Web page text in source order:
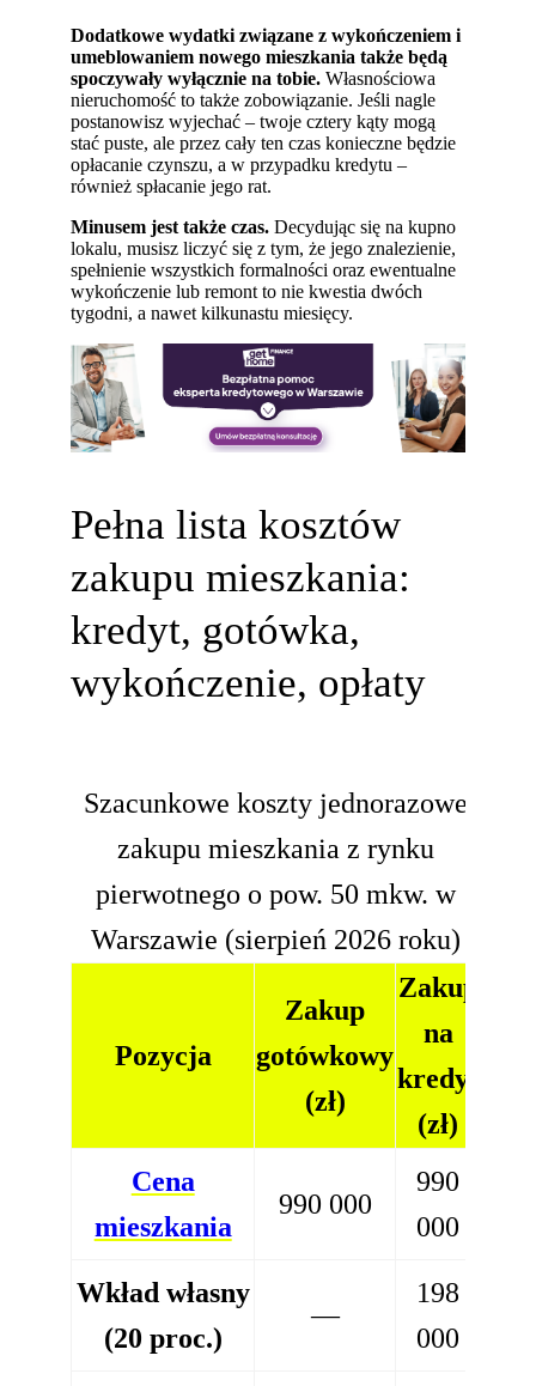
Dodatkowe wydatki związane z wykończeniem i
umeblowaniem nowego mieszkania także będą
spoczywały wyłącznie na tobie.Własnościowa
nieruchomość to także zobowiązanie. Jeśli nagle
postanowisz wyjechać– twoje cztery kąty mogą
stać puste, ale przez cały ten czas konieczne będzie
opłacanie czynszu, a w przypadku kredytu–
również spłacanie jego rat.
Minusem jest także czas. Decydując się na kupno
lokalu, musisz liczyć się z tym, że jego znalezienie,
spełnienie wszystkich formalności oraz ewentualne
wykończenie lub remont to nie kwestia dwóch
tygodni, a nawet kilkunastu miesięcy.
Pełna lista kosztów
zakupu mieszkania:
kredyt, gotówka,
wykończenie, opłaty
Szacunkowe koszty jednorazowe
zakupu mieszkania z rynku
pierwotnego o pow. 50 mkw. w
Warszawie (sierpień 2026 roku)
Pozycja
Zakup
gotówkowy
(zł)
Zakup
na
kredyt
(zł)
Cena
mieszkania
990 000
990
000
Wkład własny
(20 proc.)
—
198
000